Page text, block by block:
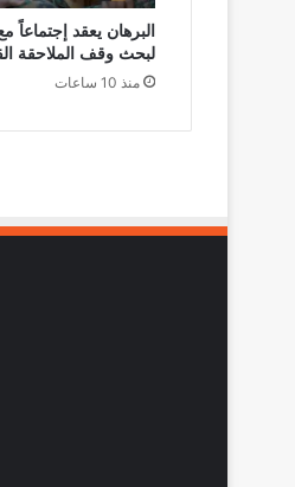
البرهان يعقد
لبحث وقف الملاحقة
منذ 10 ساعات